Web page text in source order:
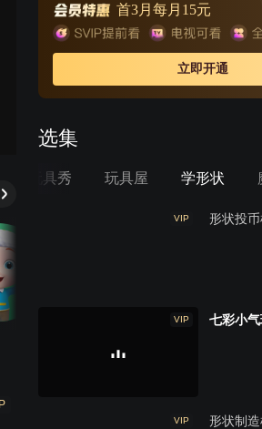
首3月每月15元
立即开通
选集
玩具秀 玩具屋 学形状
VIP 形状投
VIP 七彩小
VIP 形状制